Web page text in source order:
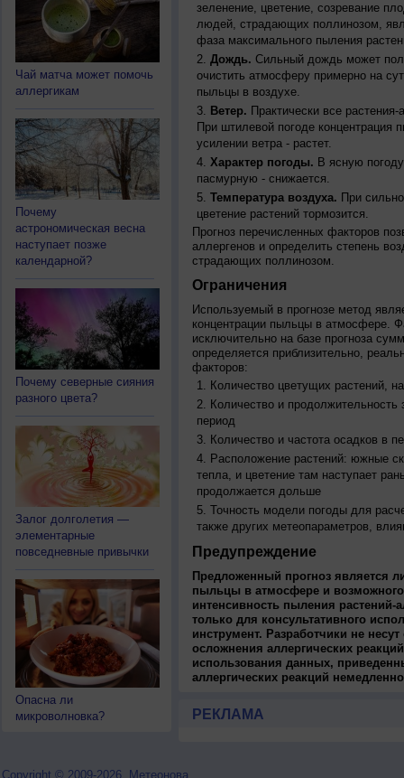
Чай матча может помочь
аллергикам
Почему
астрономическая весна
наступает позже
календарной?
Почему северные сияния
разного цвета?
Залог долголетия —
элементарные
повседневные привычки
Опасна ли
микроволновка?
зеленение, цветение, созревание
людей, страдающих поллинозом,
фаза максимального пыления
Дождь. Сильный дождь может
очистить атмосферу примерно на
пыльцы в воздухе.
Ветер. Практически все
При штилевой погоде
усилении ветра - растет.
Характер погоды. В ясную
пасмурную - снижается.
Температура воздуха. При
цветение растений тормозится.
Прогноз перечисленных факторов
аллергенов и определить степень
страдающих поллинозом.
Ограничения
Используемый в прогнозе метод
концентрации пыльцы в атмосфере.
исключительно на базе прогноза
определяется приблизительно,
факторов:
Количество цветущих растений,
Количество и продолжительность
период
Количество и частота осадков в
Расположение растений: южные
тепла, и цветение там наступает
продолжается дольше
Точность модели погоды для
также других метеопараметров,
Предупреждение
Предложенный прогноз является
пыльцы в атмосфере и
интенсивность пыления растений-
только для консультативного
инструмент. Разработчики не
осложнения аллергических
использования данных,
аллергических реакций
РЕКЛАМА
Copyright © 2009-2026, Метеонова